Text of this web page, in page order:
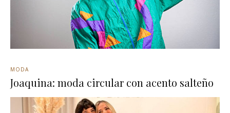
MODA
Joaquina: moda circular con acento salteño